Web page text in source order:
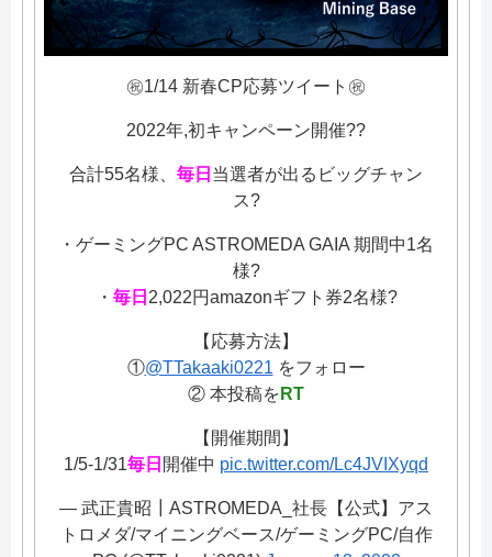
㊗️1/14 新春CP応募ツイート㊗️
2022年,初キャンペーン開催??
合計55名様、 毎日 当選者が出るビッグチャン
ス?
・ゲーミングPC ASTROMEDA GAIA 期間中1名
様?
・ 毎日 2,022円amazonギフト券2名様?
【応募方法】
①@TTakaaki0221 をフォロー
② 本投稿を RT
【開催期間】
1/5-1/31毎日 開催中 pic.twitter.com/Lc4JVIXyqd
— 武正貴昭┃ASTROMEDA_社長【公式】アス
トロメダ/マイニングベース/ゲーミングPC/自作